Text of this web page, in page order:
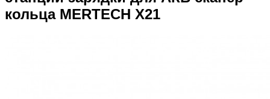
кольца MERTECH X21